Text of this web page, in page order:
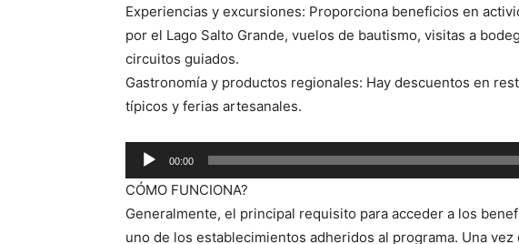
Experiencias y excursiones: Proporciona beneficios en
por el Lago Salto Grande, vuelos de bautismo, visitas a
circuitos guiados.
Gastronomía y productos regionales: Hay descuentos en
típicos y ferias artesanales.
e
p
r
00:00
CÓMO FUNCIONA?
Generalmente, el principal requisito para acceder a los
uno de los establecimientos adheridos al programa. Una